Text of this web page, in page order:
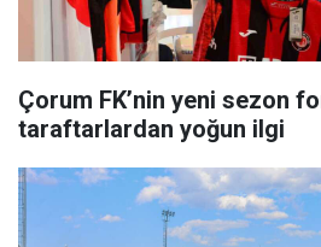
Çorum FK’nin yeni sezon
taraftarlardan yoğun ilgi